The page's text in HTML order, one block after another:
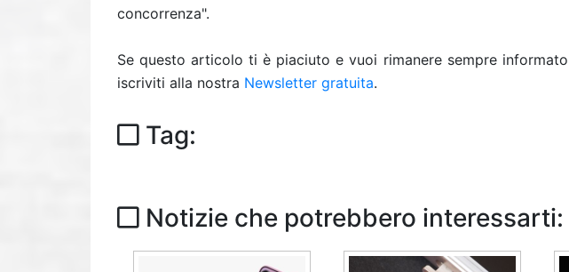
concorrenza".
Se questo articolo ti è piaciuto e vuoi rimanere sempre
iscriviti alla nostra Newsletter gratuita.
Tag:
Notizie che potrebbero interessarti: